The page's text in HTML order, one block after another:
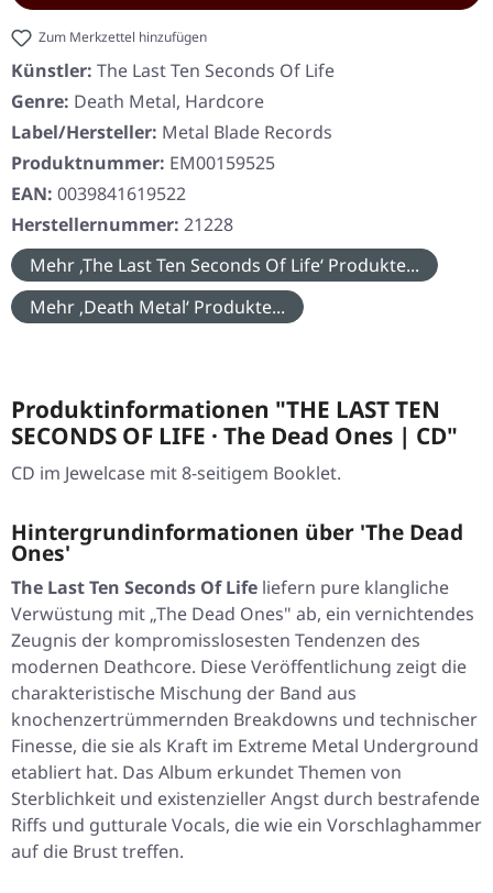
Zum Merkzettel hinzufügen
Künstler: The Last Ten Seconds Of Life
Genre: Death Metal, Hardcore
Label/Hersteller: Metal Blade Records
Produktnummer: EM00159525
EAN: 0039841619522
Herstellernummer: 21228
Mehr ‚The Last Ten Seconds Of Life‘ Produkte...
Mehr ‚Death Metal‘ Produkte...
Produktinformationen "THE LAST TEN
SECONDS OF LIFE · The Dead Ones | CD"
CD im Jewelcase mit 8-seitigem Booklet.
Hintergrundinformationen über 'The Dead
Ones'
The Last Ten Seconds Of Life liefern pure klangliche
Verwüstung mit „The Dead Ones" ab, ein vernichtendes
Zeugnis der kompromisslosesten Tendenzen des
modernen Deathcore. Diese Veröffentlichung zeigt die
charakteristische Mischung der Band aus
knochenzertrümmernden Breakdowns und technischer
Finesse, die sie als Kraft im Extreme Metal Underground
etabliert hat. Das Album erkundet Themen von
Sterblichkeit und existenzieller Angst durch bestrafende
Riffs und gutturale Vocals, die wie ein Vorschlaghammer
auf die Brust treffen.